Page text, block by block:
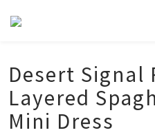
Desert Signal
Layered
Mini Dress